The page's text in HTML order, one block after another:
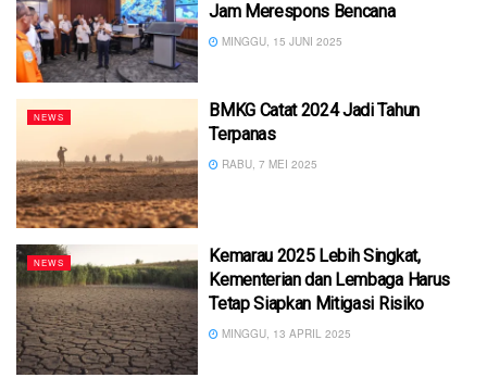
Jam Merespons Bencana
MINGGU, 15 JUNI 2025
NEWS
BMKG Catat 2024 Jadi Tahun
Terpanas
RABU, 7 MEI 2025
NEWS
Kemarau 2025 Lebih Singkat,
Kementerian dan Lembaga Harus
Tetap Siapkan Mitigasi Risiko
MINGGU, 13 APRIL 2025